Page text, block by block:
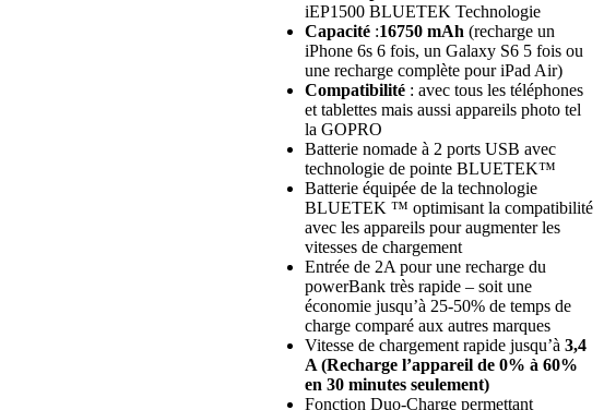
initial
était :
549.
iEP1500 BLUETEK Technologie
Capacité :16750 mAh(recharge un
iPhone 6s 6 fois, un Galaxy S6 5 fois ou
une recharge complète pour iPad Air)
Compatibilité : avec tous les téléphones
et tablettes mais aussi appareils photo tel
la GOPRO
Batterie nomade à 2 ports USB avec
technologie de pointe BLUETEK™
Batterie équipée de la technologie
BLUETEK ™ optimisant la compatibilité
avec les appareils pour augmenter les
vitesses de chargement
Entrée de 2A pour une recharge du
powerBank très rapide – soit une
économie jusqu’à 25-50% de temps de
charge comparé aux autres marques
Vitesse de chargement rapide jusqu’à3,4
A (Recharge l’appareil de 0% à 60%
en 30 minutes seulement)
Fonction Duo-Charge permettant